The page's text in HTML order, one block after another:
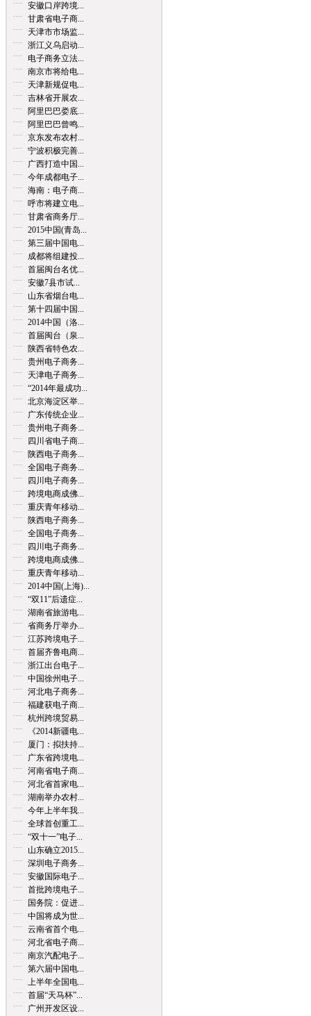
安徽口岸跨境...
甘肃省电子商...
天津市市场监...
浙江义乌启动...
电子商务立法...
南京市将给电...
天津新规促电...
吉林省开展农...
阿里巴巴娄底...
阿里巴巴曾鸣...
京东发布农村...
宁波积极完善...
广西打造中国...
今年成都电子...
海南：电子商...
呼市将建立电...
甘肃省商务厅...
2015中国(青岛...
第三届中国电...
成都将组建投...
首届闽台名优...
安徽7县市试...
山东省烟台电...
第十四届中国...
2014中国（洛...
首届闽台（泉...
陕西省特色农...
贵州电子商务...
天津电子商务...
“2014年最成功...
北京海淀区举...
广东传统企业...
贵州电子商务...
四川省电子商...
陕西电子商务...
全国电子商务...
四川电子商务...
跨境电商成佛...
重庆青年移动...
陕西电子商务...
全国电子商务...
四川电子商务...
跨境电商成佛...
重庆青年移动...
2014中国(上海)...
“双11”后遗症...
湖南省旅游电...
省商务厅举办...
江苏跨境电子...
首届齐鲁电商...
浙江出台电子...
中国徐州电子...
河北电子商务...
福建获电子商...
杭州跨境贸易...
《2014新疆电...
厦门：拟扶持...
广东省跨境电...
河南省电子商...
河北省首家电...
湖南举办农村...
今年上半年我...
全球首创重工...
“双十一”电子...
山东确立2015...
深圳电子商务...
安徽国际电子...
首批跨境电子...
国务院：促进...
中国将成为世...
云南省首个电...
河北省电子商...
南京汽配电子...
第六届中国电...
上半年全国电...
首届“天马杯”...
广州开发区设...